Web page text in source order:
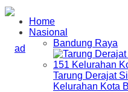
Home
Nasional
Bandung Raya
Tarung Derajat
Kelurahan Kota